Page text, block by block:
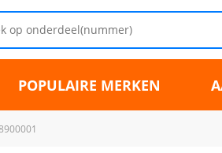
POPULAIRE MERKEN